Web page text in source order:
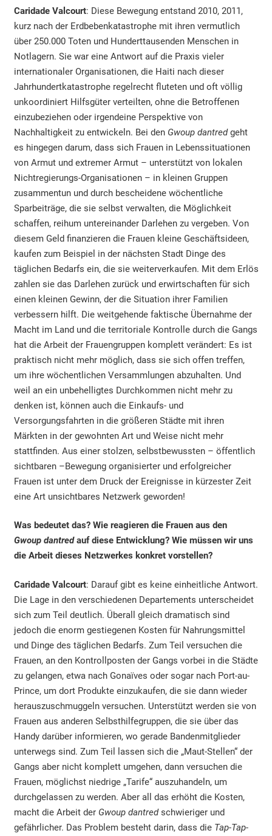
Caridade Valcourt: Diese Bewegung entstand 2010, 2011,
kurz nach der Erdbebenkatastrophe mit ihren vermutlich
über 250.000 Toten und Hunderttausenden Menschen in
Notlagern. Sie war eine Antwort auf die Praxis vieler
internationaler Organisationen, die Haiti nach dieser
Jahrhundertkatastrophe regelrecht fluteten und oft völlig
unkoordiniert Hilfsgüter verteilten, ohne die Betroffenen
einzubeziehen oder irgendeine Perspektive von
Nachhaltigkeit zu entwickeln. Bei den Gwoup dantredgeht
es hingegen darum, dass sich Frauen in Lebenssituationen
von Armut und extremer Armut – unterstützt von lokalen
Nichtregierungs-Organisationen – in kleinen Gruppen
zusammentun und durch bescheidene wöchentliche
Sparbeiträge, die sie selbst verwalten, die Möglichkeit
schaffen, reihum untereinander Darlehen zu vergeben. Von
diesem Geld finanzieren die Frauen kleine Geschäftsideen,
kaufen zum Beispiel in der nächsten Stadt Dinge des
täglichen Bedarfs ein, die sie weiterverkaufen. Mit dem Erlös
zahlen sie das Darlehen zurück und erwirtschaften für sich
einen kleinen Gewinn, der die Situation ihrer Familien
verbessern hilft. Die weitgehende faktische Übernahme der
Macht im Land und die territoriale Kontrolle durch die Gangs
hat die Arbeit der Frauengruppen komplett verändert: Es ist
praktisch nicht mehr möglich, dass sie sich offen treffen,
um ihre wöchentlichen Versammlungen abzuhalten. Und
weil an ein unbehelligtes Durchkommen nicht mehr zu
denken ist, können auch die Einkaufs- und
Versorgungsfahrten in die größeren Städte mit ihren
Märkten in der gewohnten Art und Weise nicht mehr
stattfinden. Aus einer stolzen, selbstbewussten – öffentlich
sichtbaren –Bewegung organisierter und erfolgreicher
Frauen ist unter dem Druck der Ereignisse in kürzester Zeit
eine Art unsichtbares Netzwerk geworden!
Was bedeutet das? Wie reagieren die Frauen aus den
Gwoup dantredauf diese Entwicklung? Wie müssen wir uns
die Arbeit dieses Netzwerkes konkret vorstellen?
Caridade Valcourt: Darauf gibt es keine einheitliche Antwort.
Die Lage in den verschiedenen Departements unterscheidet
sich zum Teil deutlich. Überall gleich dramatisch sind
jedoch die enorm gestiegenen Kosten für Nahrungsmittel
und Dinge des täglichen Bedarfs. Zum Teil versuchen die
Frauen, an den Kontrollposten der Gangs vorbei in die Städte
zu gelangen, etwa nach Gonaïves oder sogar nach Port-au-
Prince, um dort Produkte einzukaufen, die sie dann wieder
herauszuschmuggeln versuchen. Unterstützt werden sie von
Frauen aus anderen Selbsthilfegruppen, die sie über das
Handy darüber informieren, wo gerade Bandenmitglieder
unterwegs sind. Zum Teil lassen sich die „Maut-Stellen“ der
Gangs aber nicht komplett umgehen, dann versuchen die
Frauen, möglichst niedrige „Tarife“ auszuhandeln, um
durchgelassen zu werden. Aber all das erhöht die Kosten,
macht die Arbeit der Gwoup dantredschwieriger und
gefährlicher. Das Problem besteht darin, dass die Tap-Tap-